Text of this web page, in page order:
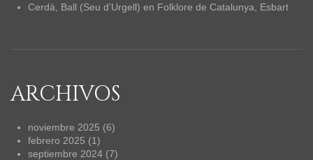
Cerdà, Ball (Seu d’Urgell) en Folklore de Catalunya, Esbart
ARCHIVOS
noviembre 2025 (6)
febrero 2025 (1)
septiembre 2024 (7)